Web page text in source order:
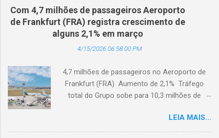
o Oriente Médio, a demanda diminuiu 0,6%. A
capacidade total, medida em assentos-
quilômetro disponíveis (ASK), diminuiu 1,3% em
relação ao ano anterior. A taxa de ocupação foi
de 84,2% (-0,4 ponto percentual em
internacional caiu 0,9% em comparação com
junho de 2025. Excluindo o Oriente Médio, a
demanda cresceu 1,1%. A capacidade diminuiu
ocupação foi de 84,2% (-0,2 ponto percentual
em comparação com junho de 2025). A
Com 4,7 milhões de passageiros Aeroporto
de Frankfurt (FRA) registra crescimento de
alguns 2,1% em março
4/15/2026 06:58:00 PM
4,7 milhões de passageiros no Aeroporto de
Frankfurt (FRA) Aumento de 2,1% Tráfego
total do Grupo sobe para 10,3 milhões de
4,7 milhões de passageiros utilizaram o
Aeroporto de Frankfurt (FRA) em março de
LEIA MAIS...